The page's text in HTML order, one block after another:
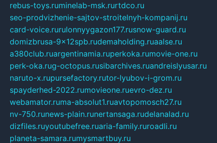
rebus-toys.ruminelab-msk.rurtdco.ru
seo-prodvizhenie-sajtov-stroitelnyh-kompanij.ru
card-voice.rurulonnyygazon177.rusnow-guard.ru
domizbrusa-9x12spb.rudemaholding.ruaalse.ru
a380club.ruargentinamia.ruperkoka.rumovie-one.ru
perk-oka.rug-octopus.rusibarchives.ruandreislyusar.ru
naruto-x.rupursefactory.rutor-lyubov-i-grom.ru
spayderhed-2022.rumovieone.ruevro-dez.ru
webamator.ruma-absolut1.ruavtopomosch27.ru
nv-750.runews-plain.runertansaga.rudelanalad.ru
dizfiles.ruyoutubefree.ruaria-family.ruroadli.ru
planeta-samara.rumysmartbuy.ru